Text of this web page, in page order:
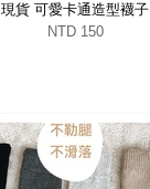
現貨 可愛卡通造型襪子
NTD 150